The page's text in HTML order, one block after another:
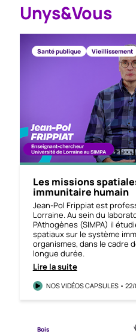
Unys&Vous
Santé publique Vieillissement
Les missions
immunitaire humain
Jean-Pol Frippiat est
Lorraine. Au sein du
PAthogènes (SIMPA) il
spatiaux sur le système
organismes, dans le cadre
longue durée.
Lire la suite
NOS VIDÉOS CAPSULES •
Bois